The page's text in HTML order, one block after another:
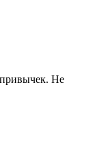
Не